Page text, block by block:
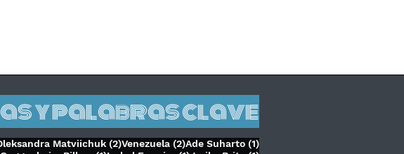
y palabras clave
entradas Matviichuk (2)2 entradas
Venezuela (2)2 entradas
Ade Suharto (1)1 entrada